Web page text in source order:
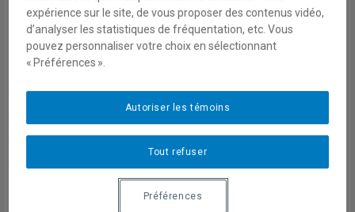
Chinese AI Models and the
High-Stakes Fight for AI
Neutrality
Cyberattaques 2.0 : le risque
devenu physique
expérience sur le site, de vous proposer des contenus vidéo,
d’analyser les statistiques de fréquentation, etc. Vous
pouvez personnaliser votre choix en sélectionnant
« Préférences ».
Tout refuser
Autoriser les témoins
Préférences